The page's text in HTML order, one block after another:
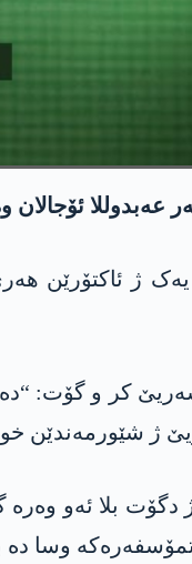
عه‌بدوللا
کر و گۆت:
ژ شێورمەندێن
بلا ئەو وەرە
وسا